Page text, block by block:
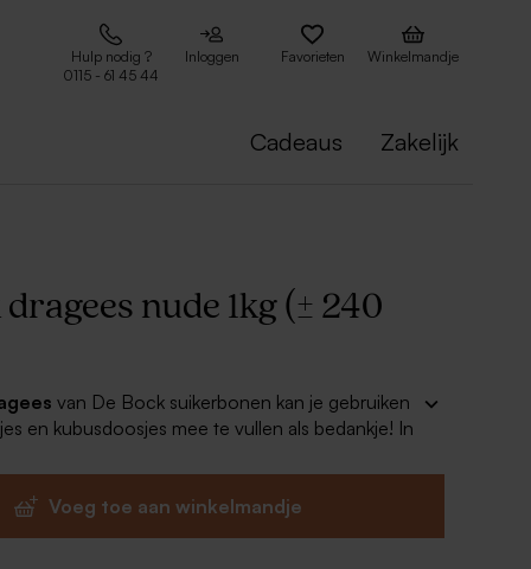
Hulp nodig ?
0115 - 61 45 44
Inloggen Favorieten Winkelmandje
Cadeaus Zakelijk
nude 1kg (± 240
van De Bock suikerbonen kan je gebruiken
en kubusdoosjes mee te vullen als bedankje! In
smaak vallen!
Voeg toe aan winkelmandje